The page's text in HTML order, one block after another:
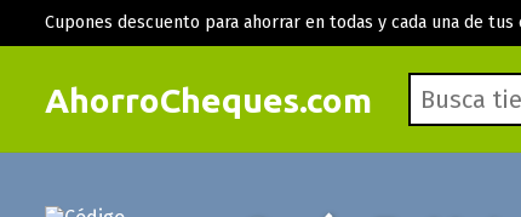
AhorroCheques.com
Cupones descuento para ahorrar en todas y cada una de tus